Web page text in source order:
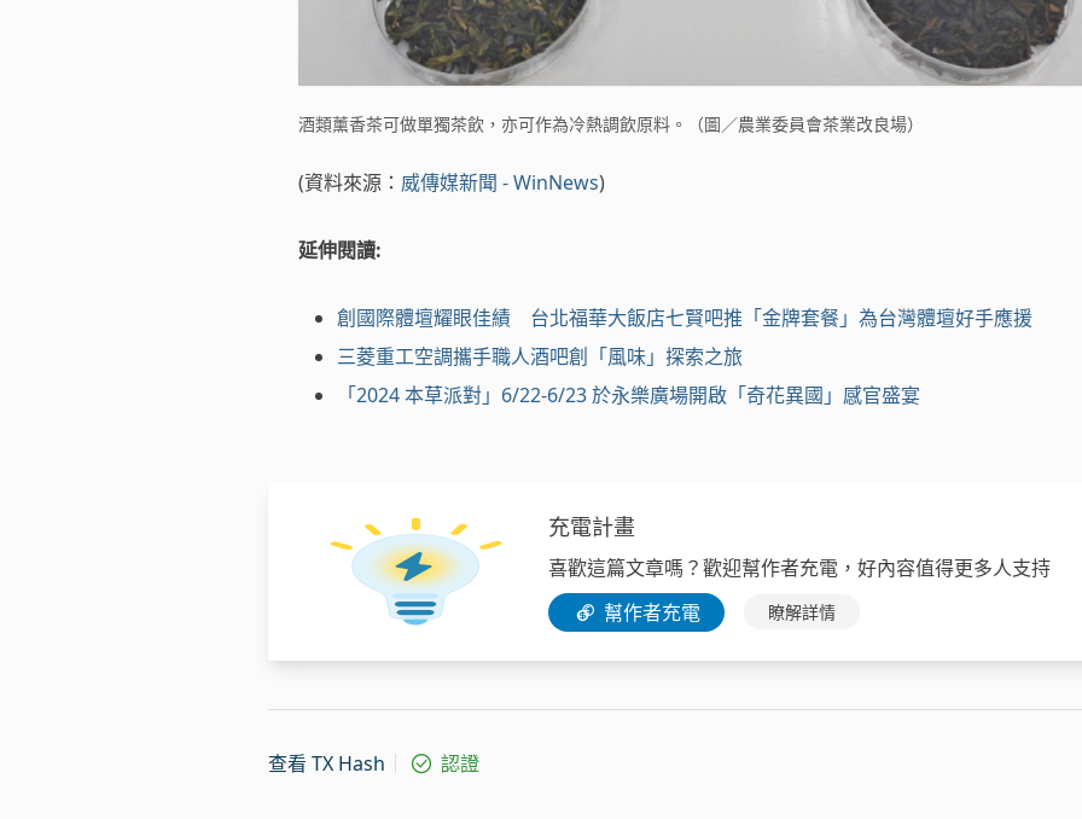
酒類薰香茶可做單獨茶飲，亦可作為冷熱調飲原料。（圖／農業委員會茶業改良場）
(資料來源： 威傳媒新聞 - WinNews)
延伸閱讀:
創國際體壇耀眼佳績 台北福華大飯店七賢吧推「金牌套餐」為台灣體壇好手應援
三菱重工空調攜手職人酒吧創「風味」探索之旅
「2024 本草派對」6/22-6/23 於永樂廣場開啟「奇花異國」感官盛宴
充電計畫
喜歡這篇文章嗎？歡迎幫作者充電，好內容值得更多人支持
幫作者充電
瞭解詳情
查看 TX Hash 認證